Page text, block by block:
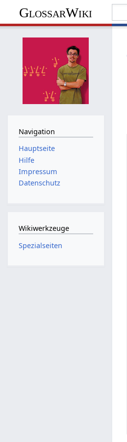
GlossarWiki
Navigation
Hauptseite
Hilfe
Impressum
Datenschutz
Wikiwerkzeuge
Spezialseiten